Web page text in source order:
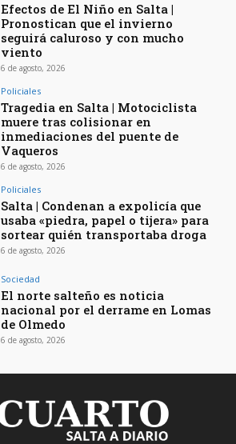
Efectos de El Niño en Salta |
Pronostican que el invierno
seguirá caluroso y con mucho
viento
6 de agosto, 2026
Policiales
Tragedia en Salta | Motociclista
muere tras colisionar en
inmediaciones del puente de
Vaqueros
6 de agosto, 2026
Policiales
Salta | Condenan a expolicía que
usaba «piedra, papel o tijera» para
sortear quién transportaba droga
6 de agosto, 2026
Sociedad
El norte salteño es noticia
nacional por el derrame en Lomas
de Olmedo
6 de agosto, 2026